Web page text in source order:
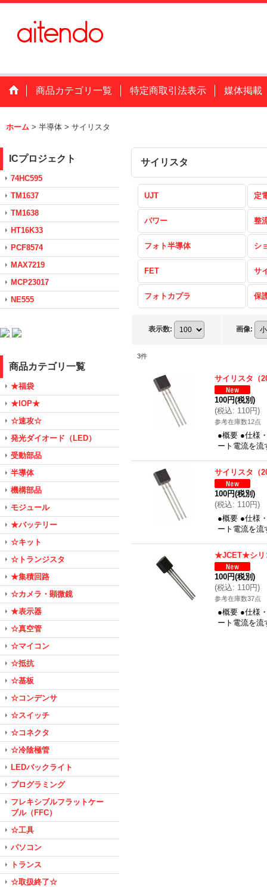
商品カテゴリ一覧 特定商取引法表示 媒体掲載
ホーム > 半導体 > サイリスタ
ICプロジェクト
74HC595
TM1637
TM1638
HT16K33
PCF8574
MAX7219
MCP23017
NE555
商品カテゴリ一覧
★福袋
★IOP★
☆速攻☆
発光ダイオード（LED）
受動部品
半導体
機構部品
モジュール
★バッテリー
☆キット
☆トランジスタ
★集積回路
☆カメラ・顕微鏡
★表示器
☆真空管
☆マイコン
☆抵抗
☆基板
☆コンデンサ
☆スイッチ
☆コネクタ
☆冷陰極管
LEDバックライト
プログラミング
フレキシブルフラットケー
ブル（FFC）
☆工具
パソコン
トランス
☆取扱終了☆
サイリスタ
UJT 定
パワー 整
フォト半導体 シ
FET サ
フォトカプラ 保
表示数: 画像:
3件
サイリスタ（
100円(税別)
(税込: 110円)
参考在庫数12点
●概要 ●仕様
ート電流を
サイリスタ（
100円(税別)
(税込: 110円)
●概要 ●仕様
ート電流を
★JCET★シリ
100円(税別)
(税込: 110円)
参考在庫数37点
●概要 ●仕様
ート電流を